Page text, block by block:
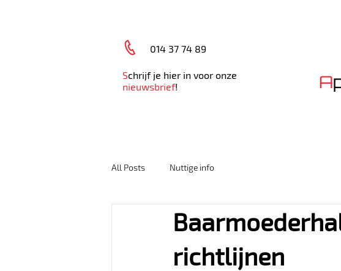
014 37 74 89
Schrijf je hier in voor onze
nieuwsbrief!
All Posts Nuttige info
richtlijnen